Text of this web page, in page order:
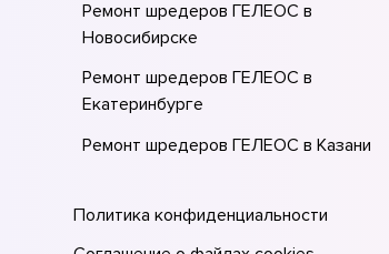
Ремонт шредеров ГЕЛЕОС в
Новосибирске
Ремонт шредеров ГЕЛЕОС в
Екатеринбурге
Ремонт шредеров ГЕЛЕОС в Казани
Ремонт шредеров ГЕЛЕОС в Санкт-
Политика конфиденциальности